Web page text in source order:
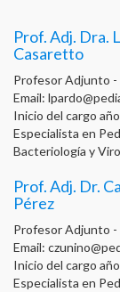
Prof. Adj. Dra.
Casaretto
Profesor Adjunto -
Email:
Inicio del cargo
Especialista en
Bacteriología y
Prof. Adj. Dr.
Pérez
Profesor Adjunto -
Email:
Inicio del cargo
Especialista en